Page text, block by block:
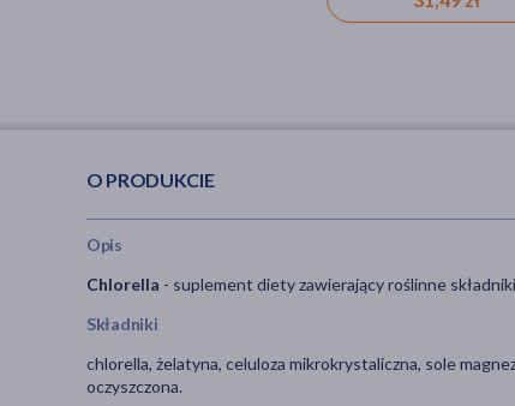
O PRODUKCIE
Opis
Chlorella - suplement diety zawierający roślinne
Składniki
chlorella, żelatyna, celuloza mikrokrystaliczna, sole
oczyszczona.